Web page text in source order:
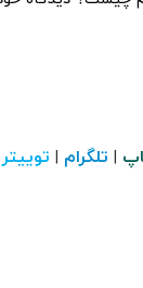
| تلگرام | توییتر